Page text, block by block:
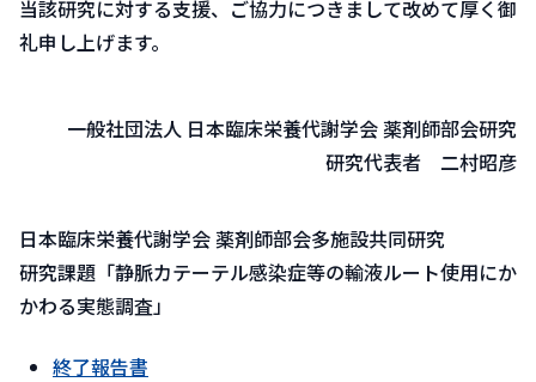
当該研究に対する支援、ご協力につきまして改めて厚く御
礼申し上げます。
一般社団法人 日本臨床栄養代謝学会 薬剤師部会研究
研究代表者 二村昭彦
日本臨床栄養代謝学会 薬剤師部会多施設共同研究
研究課題「静脈カテーテル感染症等の輸液ルート使用にか
かわる実態調査」
終了報告書